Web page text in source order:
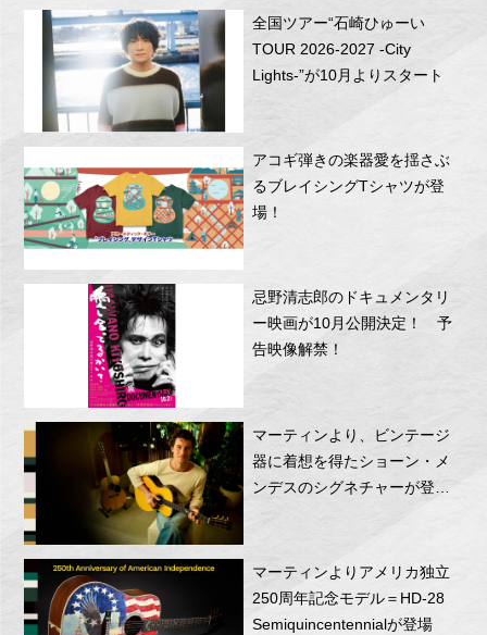
全国ツアー“石崎ひゅーい
TOUR 2026-2027 -City
Lights-”が10月よりスタート
アコギ弾きの楽器愛を揺さぶ
るブレイシングTシャツが登
場！
忌野清志郎のドキュメンタリ
ー映画が10月公開決定！ 予
告映像解禁！
マーティンより、ビンテージ
器に着想を得たショーン・メ
ンデスのシグネチャーが登
マーティンよりアメリカ独立
250周年記念モデル＝HD-28
Semiquincentennialが登場